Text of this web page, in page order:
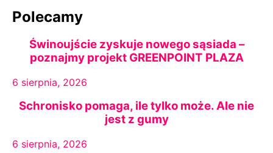
Polecamy
Świnoujście zyskuje nowego sąsiada –
poznajmy projekt GREENPOINT PLAZA
6 sierpnia, 2026
Schronisko pomaga, ile tylko może. Ale nie
jest z gumy
6 sierpnia, 2026